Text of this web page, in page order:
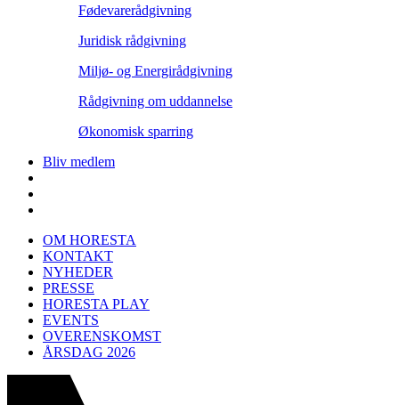
Fødevarerådgivning
Juridisk rådgivning
Miljø- og Energirådgivning
Rådgivning om uddannelse
Økonomisk sparring
Bliv medlem
OM HORESTA
KONTAKT
NYHEDER
PRESSE
HORESTA PLAY
EVENTS
OVERENSKOMST
ÅRSDAG 2026